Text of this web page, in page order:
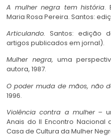
A mulher negra tem história.
Maria Rosa Pereira. Santos:
Articulando. Santos: edição
artigos publicados em jornal).
Mulher negra, uma
autora, 1987.
O poder muda de mãos, não
1996.
Violência contra a mulher –
Anais do II Encontro Nacional
Casa de Cultura da Mulher